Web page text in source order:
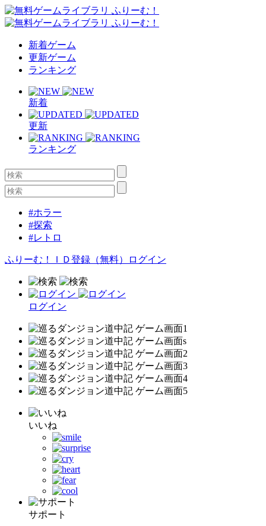
新着ゲーム
更新ゲーム
ランキング
新着
更新
ランキング
#ホラー
#探索
#レトロ
ふりーむ！ＩＤ登録（無料） ログイン
ログイン
いいね
サポート